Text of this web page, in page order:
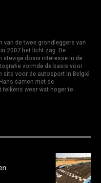
van de twee grondleggers van
2007 het licht zag. De
stevige dosis interesse in de
vormde de basis voor
site voor de autosport in België.
samen met de
telkens weer wat hoger te